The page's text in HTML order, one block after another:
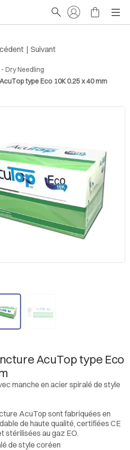
Dry Needling
type Eco 10K 0.25 x 40 mm
| Suivant
AcuTop type Eco
manche en acier spiralé de style
AcuTop sont fabriquées en
de haute qualité, certifiées CE
stérilisées au gaz EO.
de style coréen